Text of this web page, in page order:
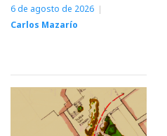
6 de agosto de 2026
Carlos Mazarío